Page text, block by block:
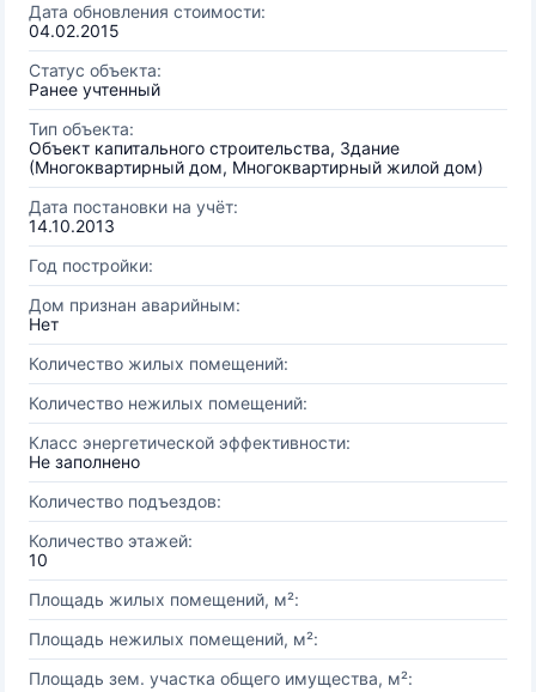
Дата обновления стоимости:
04.02.2015
Статус объекта:
Ранее учтенный
Тип объекта:
Объект капитального строительства, Здание
(Многоквартирный дом, Многоквартирный жилой дом)
Дата постановки на учёт:
14.10.2013
Год постройки:
Дом признан аварийным:
Нет
Количество жилых помещений:
Количество нежилых помещений:
Класс энергетической эффективности:
Не заполнено
Количество подъездов:
Количество этажей:
10
Площадь жилых помещений, м²:
Площадь нежилых помещений, м²:
Площадь зем. участка общего имущества, м²: